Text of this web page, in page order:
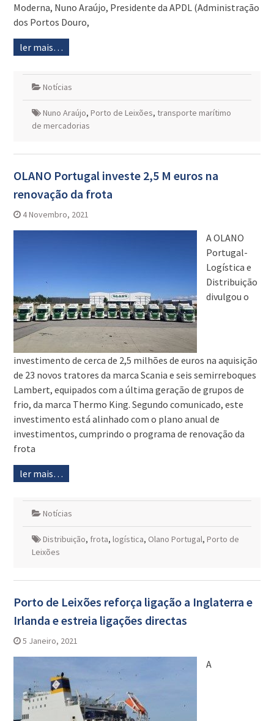
Moderna, Nuno Araújo, Presidente da APDL (Administração
dos Portos Douro,
ler mais…
Notícias
Nuno Araújo, Porto de Leixões, transporte marítimo
de mercadorias
OLANO Portugal investe 2,5 M euros na
renovação da frota
4 Novembro, 2021
A OLANO
Portugal-
Logística e
Distribuição
divulgou o
investimento de cerca de 2,5 milhões de euros na aquisição
de 23 novos tratores da marca Scania e seis semirreboques
Lambert, equipados com a última geração de grupos de
frio, da marca Thermo King. Segundo comunicado, este
investimento está alinhado com o plano anual de
investimentos, cumprindo o programa de renovação da
frota
ler mais…
Notícias
Distribuição, frota, logística, Olano Portugal, Porto de
Leixões
Porto de Leixões reforça ligação a Inglaterra e
Irlanda e estreia ligações directas
5 Janeiro, 2021
A